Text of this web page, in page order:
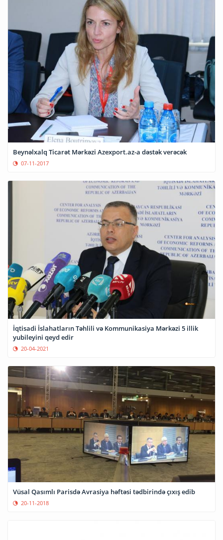
Beynəlxalq Ticarət Mərkəzi Azexport.az-a dəstək verəcək
07-11-2017
İqtisadi İslahatların Təhlili və Kommunikasiya Mərkəzi 5 illik
yubileyini qeyd edir
20-04-2021
Vüsal Qasımlı Parisdə Avrasiya həftəsi tədbirində çıxış edib
20-11-2018